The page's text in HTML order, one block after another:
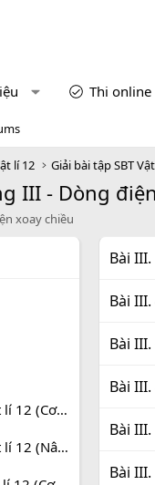
Thi online
lí 12 Giải bài tập SBT
III - Dòng
xoay chiều
Giải bài tập SGK Vật lí 12 (Cơ bản)
Giải bài tập SGK Vật lí 12 (Nâng cao)
Bài
Bài
Bài
Bài
Bài
Bài